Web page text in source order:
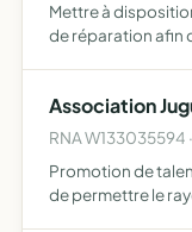
Mettre à
de réparation afin
Association
RNA W133035594
Promotion de
de permettre le